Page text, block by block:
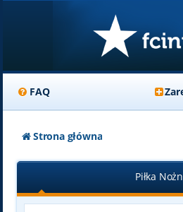
FAQ
Strona główna
Piłka